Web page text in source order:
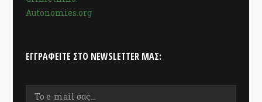
Autonomies.org
ΕΓΓΡΑΦΕΊΤΕ ΣΤΟ NEWSLETTER ΜΑΣ: